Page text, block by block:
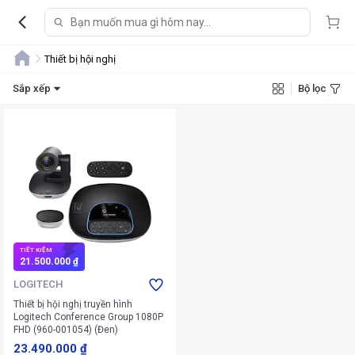
Thiết bị hội nghị
Sắp xếp Bộ lọc
TIẾT KIỆM
21.500.000 ₫
LOGITECH
Thiết bị hội nghị truyền hình
Logitech Conference Group 1080P
FHD (960-001054) (Đen)
23.490.000 ₫